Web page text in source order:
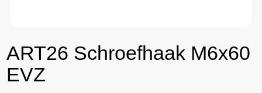
ART26 Schroefhaak M6x60
EVZ